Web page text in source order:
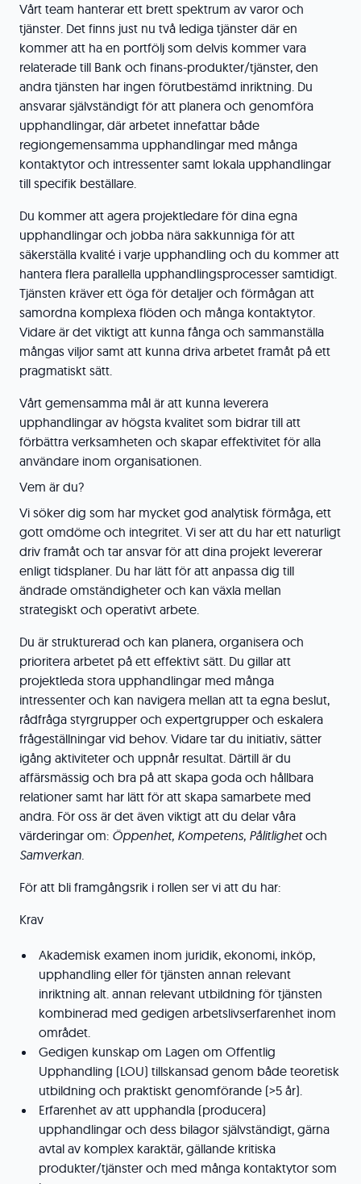
Vårt team hanterar ett brett spektrum av varor och
tjänster. Det finns just nu två lediga tjänster där en
kommer att ha en portfölj som delvis kommer vara
relaterade till Bank och finans-produkter/tjänster, den
andra tjänsten har ingen förutbestämd inriktning. Du
ansvarar självständigt för att planera och genomföra
upphandlingar, där arbetet innefattar både
regiongemensamma upphandlingar med många
kontaktytor och intressenter samt lokala upphandlingar
till specifik beställare.
Du kommer att agera projektledare för dina egna
upphandlingar och jobba nära sakkunniga för att
säkerställa kvalité i varje upphandling och du kommer att
hantera flera parallella upphandlingsprocesser samtidigt.
Tjänsten kräver ett öga för detaljer och förmågan att
samordna komplexa flöden och många kontaktytor.
Vidare är det viktigt att kunna fånga och sammanställa
mångas viljor samt att kunna driva arbetet framåt på ett
pragmatiskt sätt.
Vårt gemensamma mål är att kunna leverera
upphandlingar av högsta kvalitet som bidrar till att
förbättra verksamheten och skapar effektivitet för alla
användare inom organisationen.
Vem är du?
Vi söker dig som har mycket god analytisk förmåga, ett
gott omdöme och integritet. Vi ser att du har ett naturligt
driv framåt och tar ansvar för att dina projekt levererar
enligt tidsplaner. Du har lätt för att anpassa dig till
ändrade omständigheter och kan växla mellan
strategiskt och operativt arbete.
Du är strukturerad och kan planera, organisera och
prioritera arbetet på ett effektivt sätt. Du gillar att
projektleda stora upphandlingar med många
intressenter och kan navigera mellan att ta egna beslut,
rådfråga styrgrupper och expertgrupper och eskalera
frågeställningar vid behov. Vidare tar du initiativ, sätter
igång aktiviteter och uppnår resultat. Därtill är du
affärsmässig och bra på att skapa goda och hållbara
relationer samt har lätt för att skapa samarbete med
andra. För oss är det även viktigt att du delar våra
värderingar om: Öppenhet, Kompetens, Pålitlighetoch
Samverkan.
För att bli framgångsrik i rollen ser vi att du har:
Krav
Akademisk examen inom juridik, ekonomi, inköp,
upphandling eller för tjänsten annan relevant
inriktning alt. annan relevant utbildning för tjänsten
kombinerad med gedigen arbetslivserfarenhet inom
området.
Gedigen kunskap om Lagen om Offentlig
Upphandling (LOU) tillskansad genom både teoretisk
utbildning och praktiskt genomförande (>5 år).
Erfarenhet av att upphandla (producera)
upphandlingar och dess bilagor självständigt, gärna
avtal av komplex karaktär, gällande kritiska
produkter/tjänster och med många kontaktytor som